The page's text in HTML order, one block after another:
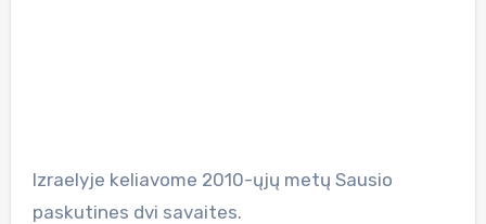
Izraelyje keliavome 2010-ųjų metų Sausio
paskutines dvi savaites.